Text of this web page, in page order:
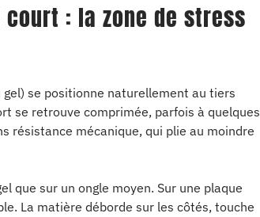
: la zone de stress
gel) se positionne naturellement au tiers
se retrouve comprimée, parfois à quelques
résistance mécanique, qui plie au moindre
que sur un ongle moyen. Sur une plaque
La matière déborde sur les côtés, touche